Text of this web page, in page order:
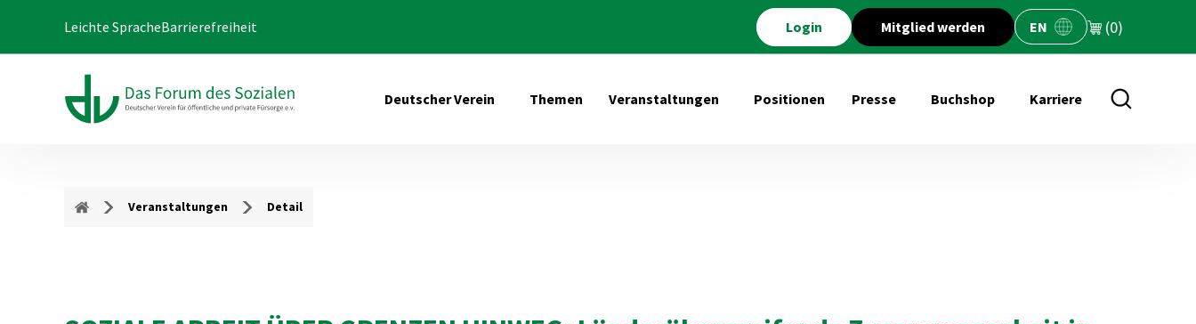
Leichte SpracheBarrierefreiheit Login Mitglied werden EN (0)
Deutscher Verein Themen Veranstaltungen Positionen Presse Buchshop
Untermenü öffnen für
Karriere
Veranstaltungen Detail